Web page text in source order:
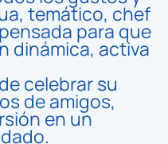
temático, chef
para que
dinámica, activa
celebrar su
de amigos,
en un